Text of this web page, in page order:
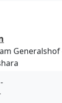
Generalshof
-